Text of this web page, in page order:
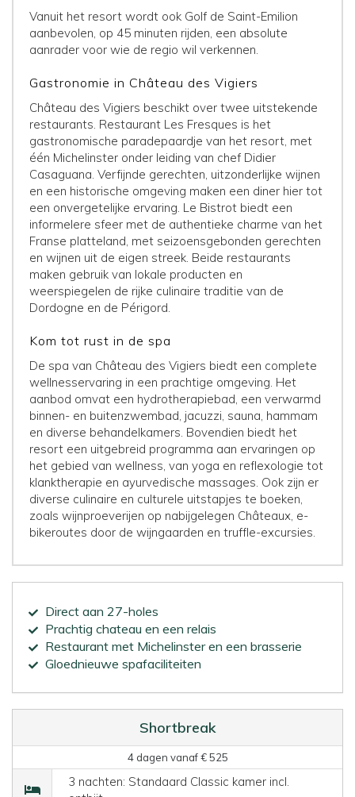
Vanuit het resort wordt ook Golf de Saint-Emilion
aanbevolen, op 45 minuten rijden, een absolute
aanrader voor wie de regio wil verkennen.
Gastronomie in Château des Vigiers
Château des Vigiers beschikt over twee uitstekende
restaurants. Restaurant Les Fresques is het
gastronomische paradepaardje van het resort, met
één Michelinster onder leiding van chef Didier
Casaguana. Verfijnde gerechten, uitzonderlijke wijnen
en een historische omgeving maken een diner hier tot
een onvergetelijke ervaring. Le Bistrot biedt een
informelere sfeer met de authentieke charme van het
Franse platteland, met seizoensgebonden gerechten
en wijnen uit de eigen streek. Beide restaurants
maken gebruik van lokale producten en
weerspiegelen de rijke culinaire traditie van de
Dordogne en de Périgord.
Kom tot rust in de spa
De spa van Château des Vigiers biedt een complete
wellnesservaring in een prachtige omgeving. Het
aanbod omvat een hydrotherapiebad, een verwarmd
binnen- en buitenzwembad, jacuzzi, sauna, hammam
en diverse behandelkamers. Bovendien biedt het
resort een uitgebreid programma aan ervaringen op
het gebied van wellness, van yoga en reflexologie tot
klanktherapie en ayurvedische massages. Ook zijn er
diverse culinaire en culturele uitstapjes te boeken,
zoals wijnproeverijen op nabijgelegen Châteaux, e-
bikeroutes door de wijngaarden en truffle-excursies.
Direct aan 27-holes
Prachtig chateau en een relais
Restaurant met Michelinster en een brasserie
Gloednieuwe spafaciliteiten
Shortbreak
4 dagen vanaf € 525
3 nachten: Standaard Classic kamer incl.